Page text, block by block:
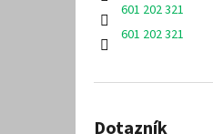
601 202 321
601 202 321
Dotazník